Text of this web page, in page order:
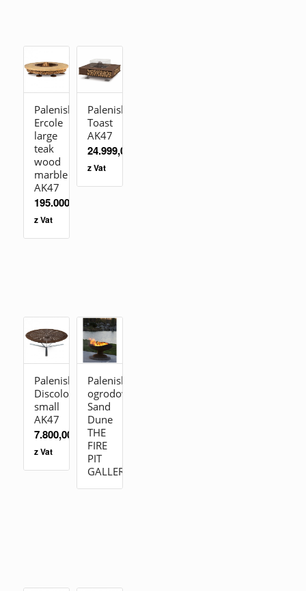
Palenisko
Ercole
large
teak
wood
marble
AK47
195.000,00
z Vat
Palenisko
Toast
AK47
24.999,00
z Vat
Palenisko
Discolo
small
AK47
7.800,00
z Vat
Palenisko
ogrodowe
Sand
Dune
THE
FIRE
PIT
GALLERY